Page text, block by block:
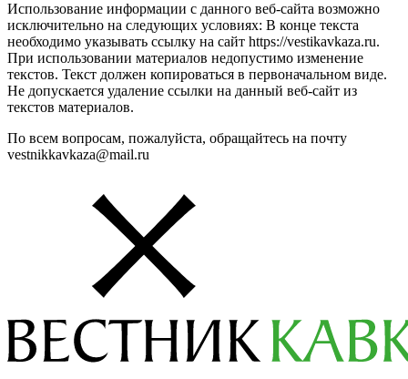
Использование информации с данного веб-сайта возможно
исключительно на следующих условиях: В конце текста
необходимо указывать ссылку на сайт https://vestikavkaza.ru.
При использовании материалов недопустимо изменение
текстов. Текст должен копироваться в первоначальном виде.
Не допускается удаление ссылки на данный веб-сайт из
текстов материалов.
По всем вопросам, пожалуйста, обращайтесь на почту
vestnikkavkaza@mail.ru